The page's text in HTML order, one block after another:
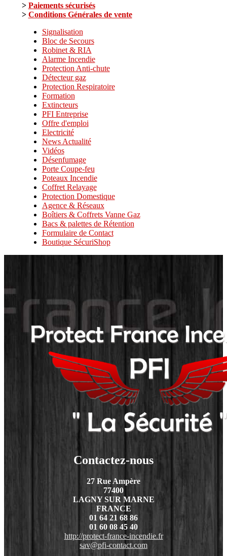
> Paiements sécurisés
> Conditions Générales de vente
Signalisation
Bloc de Secours
Robinet & RIA
Alarme Incendie
Protection Anti-chute
Détecteur gaz
Protection Respiratoire
Formation
Extincteurs
PFI Entreprise
Offre d'emploi
Electricité
News Actualité
Vidéos
Désenfumage
Porte Coupe-feu
Poteaux Incendie
Coffret Relayage
Protection Domestique
Agence & Réseaux
Boîtiers & Coffrets Vanne Gaz
Bacs & palettes de Rétention
Formulaire de Contact
Boutique SécuriShop
Contactez-nous
27 Rue Ampère
77400
LAGNY SUR MARNE
FRANCE
01 64 21 68 86
01 60 08 45 40
http://protect-france-incendie.fr
sav@pfi-contact.com